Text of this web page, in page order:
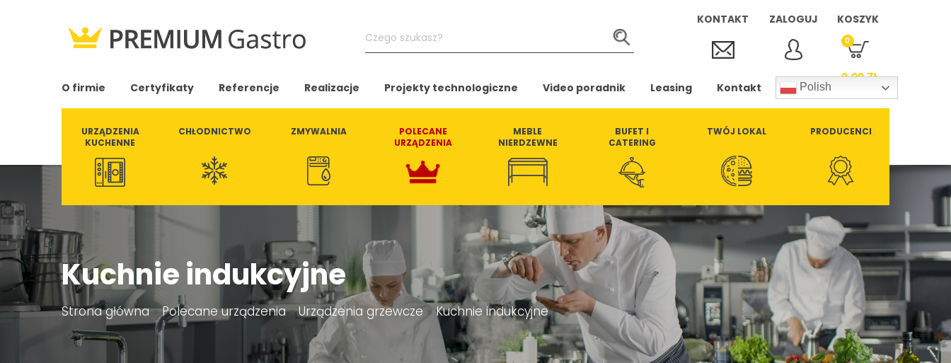
Czego
szukasz?
KONTAKT ZALOGUJ KOSZYK
0
0,00ZŁ
O firmie Certyfikaty Referencje Realizacje Projekty technologiczne Video poradnik Leasing Kontakt Polish
URZĄDZENIA
KUCHENNE
CHŁODNICTWO ZMYWALNIA
POLECANE
URZĄDZENIA
MEBLE
NIERDZEWNE
BUFET I
CATERING
TWÓJ LOKAL PRODUCENCI
Kuchnie indukcyjne
Strona główna»Polecane urządzenia»Urządzenia grzewcze »Kuchnie indukcyjne